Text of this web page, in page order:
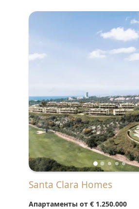
Santa Clara Homes
Апартаменты от € 1.250.000